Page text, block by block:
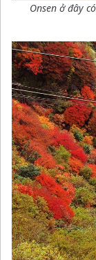
Onsen ở đây